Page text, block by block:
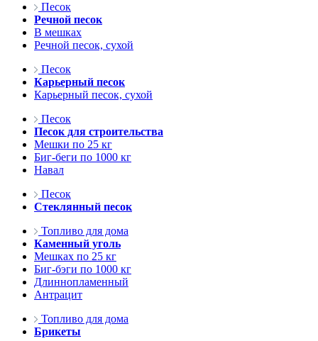
Песок
Речной песок
В мешках
Речной песок, сухой
Песок
Карьерный песок
Карьерный песок, сухой
Песок
Песок для строительства
Мешки по 25 кг
Биг-беги по 1000 кг
Навал
Песок
Стеклянный песок
Топливо для дома
Каменный уголь
Мешках по 25 кг
Биг-бэги по 1000 кг
Длиннопламенный
Антрацит
Топливо для дома
Брикеты